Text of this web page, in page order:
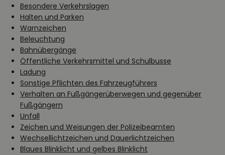
Besondere Verkehrslagen
Halten und Parken
Warnzeichen
Beleuchtung
Bahnübergänge
Öffentliche Verkehrsmittel und Schulbusse
Ladung
Sonstige Pflichten des Fahrzeugführers
Verhalten an Fußgängerüberwegen und gegenüber
Fußgängern
Unfall
Zeichen und Weisungen der Polizeibeamten
Wechsellichtzeichen und Dauerlichtzeichen
Blaues Blinklicht und gelbes Blinklicht